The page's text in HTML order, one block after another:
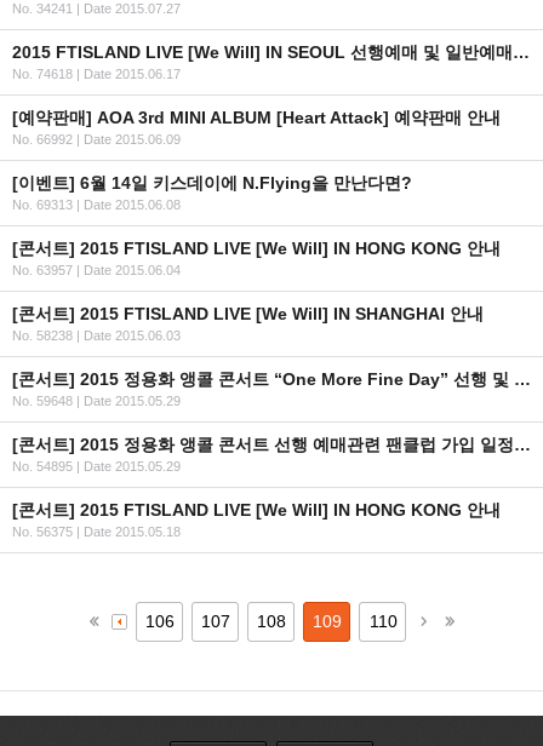
No. 34241 | Date 2015.07.27
2015 FTISLAND LIVE [We Will] IN SEOUL 선행예매 및 일반예매 안내 (인증URL+좌석배치도추가)
No. 74618 | Date 2015.06.17
[예약판매] AOA 3rd MINI ALBUM [Heart Attack] 예약판매 안내
No. 66992 | Date 2015.06.09
[이벤트] 6월 14일 키스데이에 N.Flying을 만난다면?
No. 69313 | Date 2015.06.08
[콘서트] 2015 FTISLAND LIVE [We Will] IN HONG KONG 안내
No. 63957 | Date 2015.06.04
[콘서트] 2015 FTISLAND LIVE [We Will] IN SHANGHAI 안내
No. 58238 | Date 2015.06.03
[콘서트] 2015 정용화 앵콜 콘서트 “One More Fine Day” 선행 및 일반 예매 안내
No. 59648 | Date 2015.05.29
[콘서트] 2015 정용화 앵콜 콘서트 선행 예매관련 팬클럽 가입 일정 안내
No. 54895 | Date 2015.05.29
[콘서트] 2015 FTISLAND LIVE [We Will] IN HONG KONG 안내
No. 56375 | Date 2015.05.18
106 107 108 109 110